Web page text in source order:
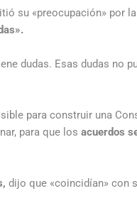
su «preocupación» por
dudas. Esas dudas no
para construir una
para que los acuerdos
dijo que «coincidían» con